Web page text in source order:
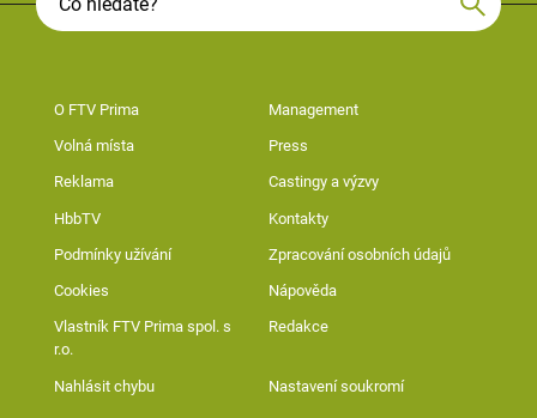
O FTV Prima Management
Volná místa Press
Reklama Castingy a výzvy
HbbTV Kontakty
Podmínky užívání Zpracování osobních údajů
Cookies Nápověda
Vlastník FTV Prima spol. s
r.o.
Redakce
Nahlásit chybu Nastavení soukromí